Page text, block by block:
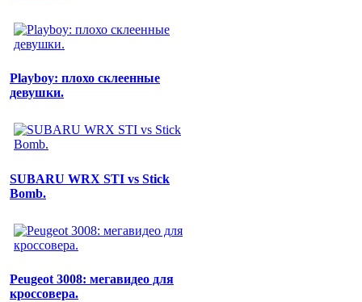
Playboy: плохо склеенные
девушки.
SUBARU WRX STI vs Stick
Bomb.
Peugeot 3008: мегавидео для
кроссовера.